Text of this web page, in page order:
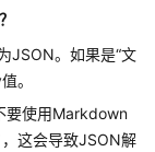
JSON。如果是“文
。
要使用Markdown
这会导致JSON解